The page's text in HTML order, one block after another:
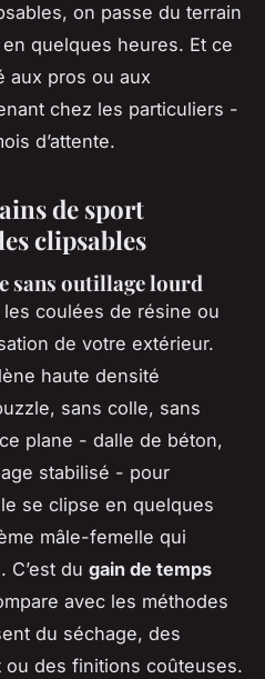
on passe du terrain
quelques heures. Et ce
aux pros ou aux
chez les particuliers -
d’attente.
de sport
clipsables
sans outillage lourd
coulées de résine ou
de votre extérieur.
haute densité
sans colle, sans
plane - dalle de béton,
stabilisé - pour
se clipse en quelques
mâle-femelle qui
du gain de temps
avec les méthodes
du séchage, des
ou des finitions coûteuses.